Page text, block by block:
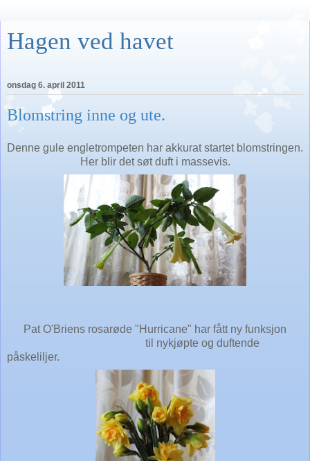
Hagen ved havet
onsdag 6. april 2011
Blomstring inne og ute.
Denne gule engletrompeten har akkurat startet blomstringen.
Her blir det søt duft i massevis.
Pat O'Briens rosarøde "Hurricane" har fått ny funksjon
til nykjøpte og duftende
påskeliljer.